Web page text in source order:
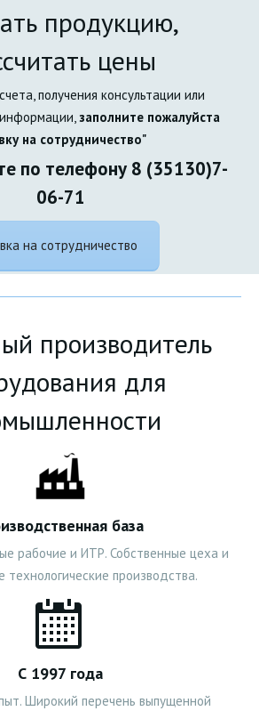
продукцию,
цены
получения консультации или
заполните пожалуйста
на сотрудничество"
по телефону 8 (35130)7-
06-71
на сотрудничество
производитель
для
база
рабочие и ИТР. Собственные цеха и
производства.
С 1997 года
Широкий перечень выпущенной